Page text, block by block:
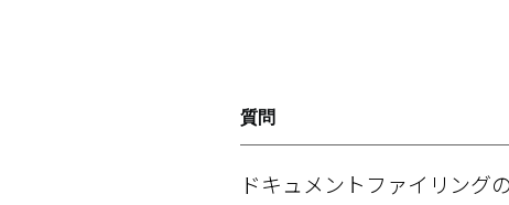
質問
ドキュメントファイリング